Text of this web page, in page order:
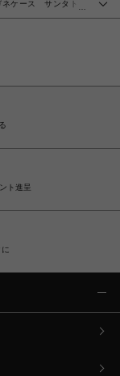
…
ケース サンタトリ
ト進呈